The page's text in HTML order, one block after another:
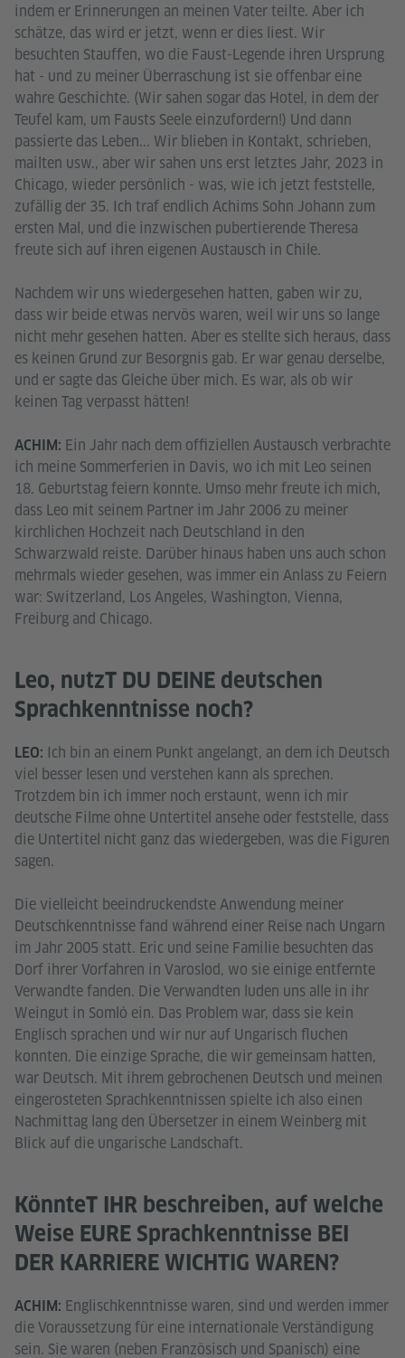
indem er Erinnerungen an meinen Vater teilte. Aber ich
schätze, das wird er jetzt, wenn er dies liest. Wir
besuchten Stauffen, wo die Faust-Legende ihren Ursprung
hat - und zu meiner Überraschung ist sie offenbar eine
wahre Geschichte. (Wir sahen sogar das Hotel, in dem der
Teufel kam, um Fausts Seele einzufordern!) Und dann
passierte das Leben... Wir blieben in Kontakt, schrieben,
mailten usw., aber wir sahen uns erst letztes Jahr, 2023 in
Chicago, wieder persönlich - was, wie ich jetzt feststelle,
zufällig der 35. Ich traf endlich Achims Sohn Johann zum
ersten Mal, und die inzwischen pubertierende Theresa
freute sich auf ihren eigenen Austausch in Chile.
Nachdem wir uns wiedergesehen hatten, gaben wir zu,
dass wir beide etwas nervös waren, weil wir uns so lange
nicht mehr gesehen hatten. Aber es stellte sich heraus, dass
es keinen Grund zur Besorgnis gab. Er war genau derselbe,
und er sagte das Gleiche über mich. Es war, als ob wir
keinen Tag verpasst hätten!
ACHIM: Ein Jahr nach dem offiziellen Austausch verbrachte
ich meine Sommerferien in Davis, wo ich mit Leo seinen
18. Geburtstag feiern konnte. Umso mehr freute ich mich,
dass Leo mit seinem Partner im Jahr 2006 zu meiner
kirchlichen Hochzeit nach Deutschland in den
Schwarzwald reiste. Darüber hinaus haben uns auch schon
mehrmals wieder gesehen, was immer ein Anlass zu Feiern
war: Switzerland, Los Angeles, Washington, Vienna,
Freiburg and Chicago.
Leo, nutzT DU DEINE deutschen
Sprachkenntnisse noch?
LEO: Ich bin an einem Punkt angelangt, an dem ich Deutsch
viel besser lesen und verstehen kann als sprechen.
Trotzdem bin ich immer noch erstaunt, wenn ich mir
deutsche Filme ohne Untertitel ansehe oder feststelle, dass
die Untertitel nicht ganz das wiedergeben, was die Figuren
sagen.
Die vielleicht beeindruckendste Anwendung meiner
Deutschkenntnisse fand während einer Reise nach Ungarn
im Jahr 2005 statt. Eric und seine Familie besuchten das
Dorf ihrer Vorfahren in Varoslod, wo sie einige entfernte
Verwandte fanden. Die Verwandten luden uns alle in ihr
Weingut in Somló ein. Das Problem war, dass sie kein
Englisch sprachen und wir nur auf Ungarisch fluchen
konnten. Die einzige Sprache, die wir gemeinsam hatten,
war Deutsch. Mit ihrem gebrochenen Deutsch und meinen
eingerosteten Sprachkenntnissen spielte ich also einen
Nachmittag lang den Übersetzer in einem Weinberg mit
Blick auf die ungarische Landschaft.
KönnteT IHR beschreiben, auf welche
Weise EURE Sprachkenntnisse BEI
DER KARRIERE WICHTIG WAREN?
ACHIM: Englischkenntnisse waren, sind und werden immer
die Voraussetzung für eine internationale Verständigung
sein. Sie waren (neben Französisch und Spanisch) eine